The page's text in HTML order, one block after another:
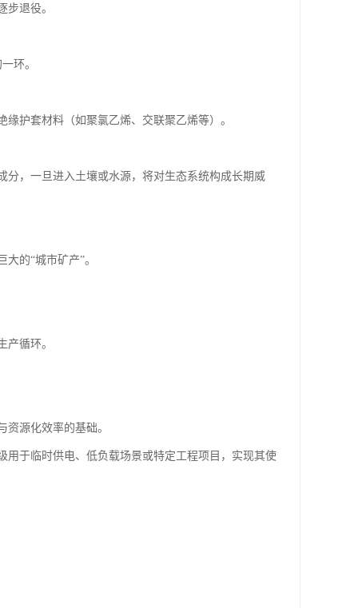
退役。
环。
护套材料（如聚氯乙烯、交联聚乙烯等）。
，一旦进入土壤或水源，将对生态系统构成长期威
的“城市矿产”。
循环。
源化效率的基础。
于临时供电、低负载场景或特定工程项目，实现其使